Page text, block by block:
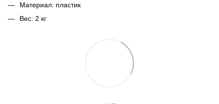
Материал: пластик
Вес: 2 кг